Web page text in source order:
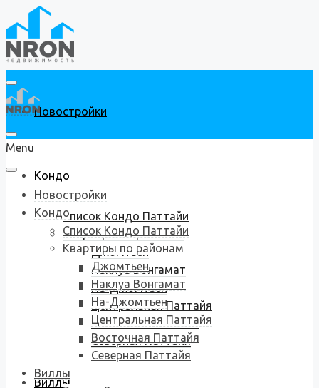
Новостройки
Кондо
Список Кондо Паттайи
Квартиры по районам
Джомтьен
Наклуа Вонгамат
На-Джомтьен
Центральная Паттайя
Восточная Паттайя
Северная Паттайя
Виллы
Menu
Новостройки
Кондо
Список Кондо Паттайи
Квартиры по районам
Джомтьен
Наклуа Вонгамат
На-Джомтьен
Центральная Паттайя
Восточная Паттайя
Северная Паттайя
Виллы